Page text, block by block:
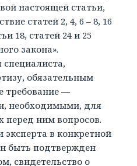
настоящей статьи,
статей 2, 4, 6 – 8, 16
18, статей 24 и 25
закона».
обязательным
требование —
необходимыми, для
перед ним вопросов.
в конкретной
быть подтвержден
свидетельство о